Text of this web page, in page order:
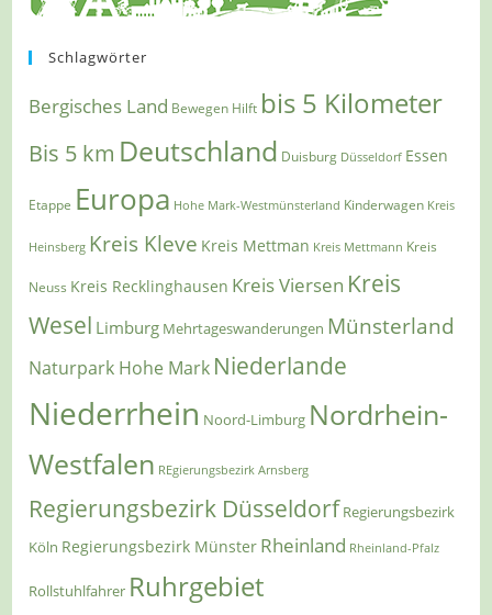
Schlagwörter
Bergisches Land Bewegen Hilft bis 5 Kilometer
Bis 5 km Deutschland Duisburg Düsseldorf Essen
Etappe Europa Hohe Mark-Westmünsterland Kinderwagen Kreis
Heinsberg Kreis Kleve Kreis Mettman Kreis Mettmann Kreis
Neuss Kreis Recklinghausen Kreis Viersen Kreis
Wesel Limburg Mehrtageswanderungen Münsterland
Naturpark Hohe Mark Niederlande
Niederrhein Noord-Limburg Nordrhein-
Westfalen REgierungsbezirk Arnsberg
Regierungsbezirk Düsseldorf Regierungsbezirk
Köln Regierungsbezirk Münster Rheinland Rheinland-Pfalz
Rollstuhlfahrer Ruhrgebiet